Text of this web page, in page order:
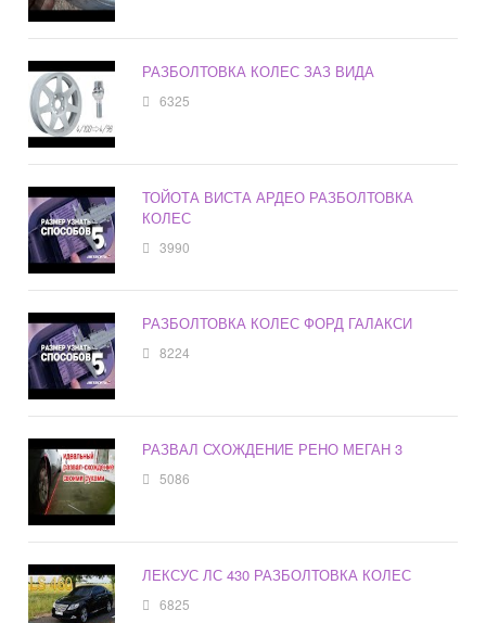
РАЗБОЛТОВКА КОЛЕС ЗАЗ ВИДА
6325
ТОЙОТА ВИСТА АРДЕО РАЗБОЛТОВКА
КОЛЕС
3990
РАЗБОЛТОВКА КОЛЕС ФОРД ГАЛАКСИ
8224
РАЗВАЛ СХОЖДЕНИЕ РЕНО МЕГАН 3
5086
ЛЕКСУС ЛС 430 РАЗБОЛТОВКА КОЛЕС
6825